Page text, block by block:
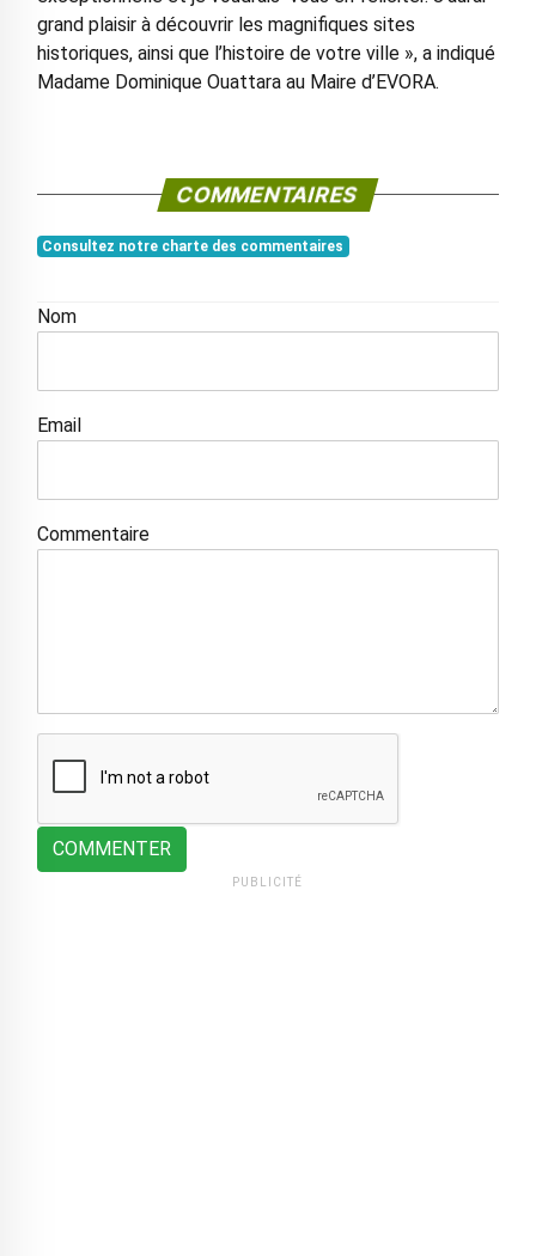
grand plaisir à découvrir les magnifiques sites
historiques, ainsi que l’histoire de votre ville », a indiqué
Madame Dominique Ouattara au Maire d’EVORA.
COMMENTAIRES
Consultez notre charte des commentaires
Nom
Email
Commentaire
COMMENTER
PUBLICITÉ